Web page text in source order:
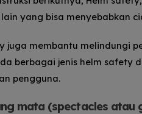
yang bisa menyebabkan
juga membantu melindungi
berbagai jenis helm safety
pengguna.
mata (spectacles atau